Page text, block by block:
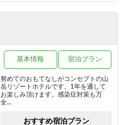
朝食のみ
10,450円/人/泊 ～
【冬／素泊まり】雪質抜群の志賀高
原！自由気ままなスキー旅
素泊まり
8,800円/人/泊 ～
努めてのおもてなしがコンセプトの山
岳リゾートホテルです。1年を通して
お楽しみ頂けます。感染症対策も万
全...
基本情報 宿泊プラン
おすすめ宿泊プラン